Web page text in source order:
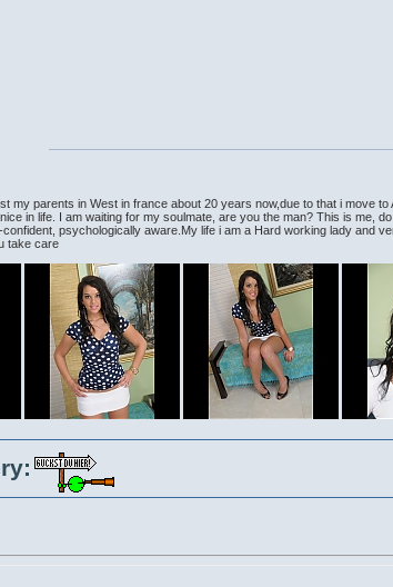
my parents in West in france about 20 years now,due to that i move
in life. I am waiting for my soulmate, are you the man? This is me,
psychologically aware.My life i am a Hard working lady and
take care